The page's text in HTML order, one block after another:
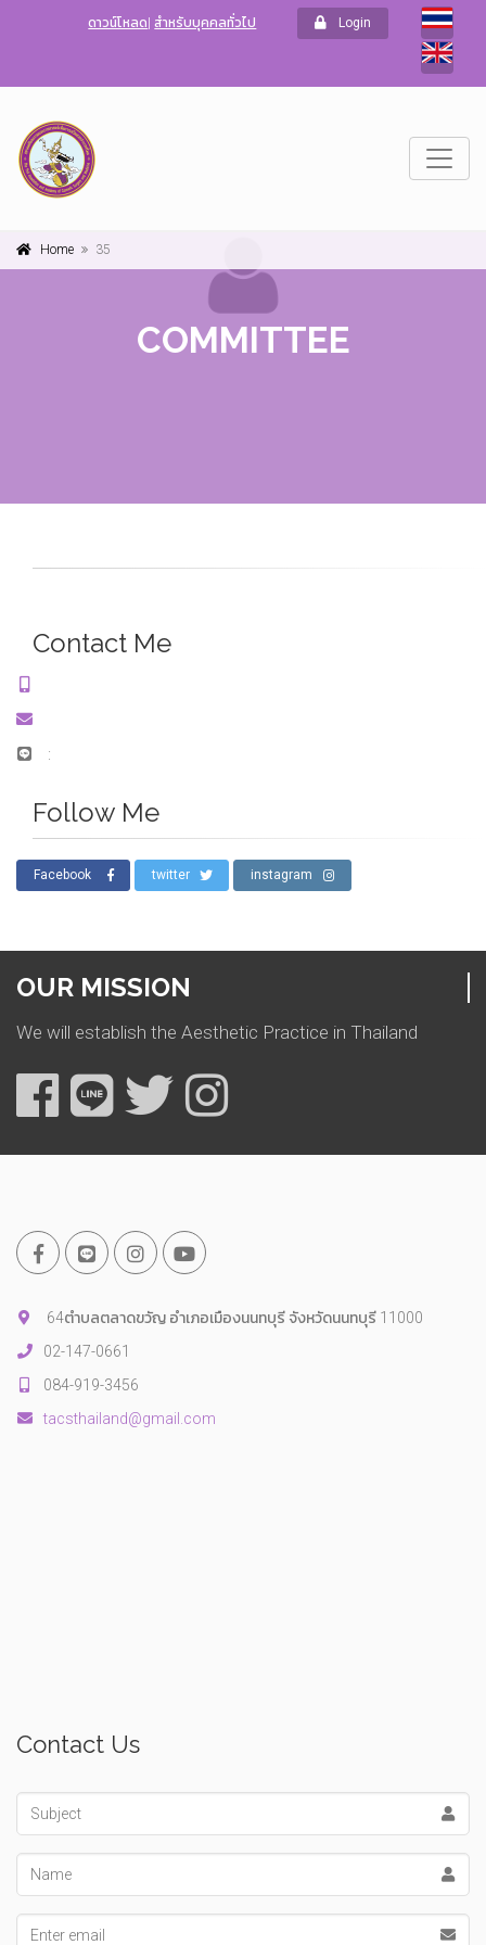
ดาวน์โหลด สำหรับบุคคลทั่วไป Login
Home 35
COMMITTEE
Contact Me
:
Follow Me
Facebook twitter instagram
OUR MISSION
We will establish the Aesthetic Practice in Thailand
64ตำบลตลาดขวัญ อำเภอเมืองนนทบุรี จังหวัดนนทบุรี 11000
02-147-0661
084-919-3456
tacsthailand@gmail.com
Contact Us